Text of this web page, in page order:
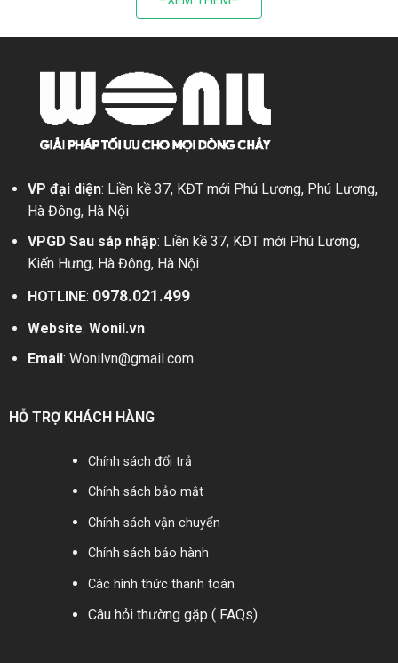
Kiểu kết nối
Mặt bích tiêu chuẩn JIS
Môi trường làm việc Nước, dầu khí,…
Cấu tạo và nguyên lý hoạt động của
Cấu tạo
Về cấu tạo, van xả tràn Wonil được thiết kế gồm các bộ
phận như sau:
Thân van: được sản xuất bằng gang đúc có sơn
Epoxy bên ngoài để chống ăn mòn bám bụi. Trên thân
VP đại diện: Liền kề 37, KĐT mới Phú Lương, Phú Lương,
Hà Đông, Hà Nội
VPGD Sau sáp nhập: Liền kề 37, KĐT mới Phú Lương,
Kiến Hưng, Hà Đông, Hà Nội
HOTLINE: 0978.021.499
Website: Wonil.vn
Email : Wonilvn@gmail.com
HỖ TRỢ KHÁCH HÀNG
Chính sách đổi trả
Chính sách bảo mật
Chính sách vận chuyển
Chính sách bảo hành
Các hình thức thanh toán
Câu hỏi thường gặp ( FAQs)